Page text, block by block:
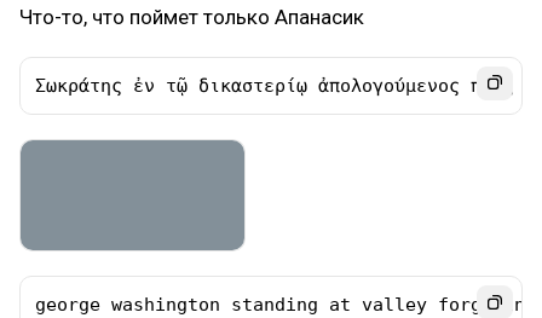
Что-то, что поймет только Апанасик
Σωκράτης ἐν τῷ δικαστερίῳ ἀπολογούμενος πρὸς
george washington standing at valley forge